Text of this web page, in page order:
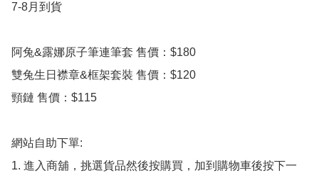
7-8月到貨
阿兔&露娜原子筆連筆套 售價：$180
雙兔生日襟章&框架套裝 售價：$120
頸鏈 售價：$115
網站自助下單:
1. 進入商舖，挑選貨品然後按購買，加到購物車後按下一